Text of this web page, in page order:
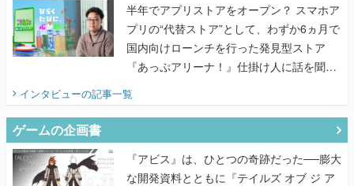
半年でアプリストアをオープン？ スマホア
プリの“代替ストア”として、わずか6ヵ月で
国内向けローンチを行った発見型ストア
『あっぷアリーナ！』仕掛け人に話を聞い
インタビューの記事一覧
ゲームの企画書
『アビス』は、ひとつの奇跡だった──膨大
な開発資料とともに『テイルズ オブ ジ ア